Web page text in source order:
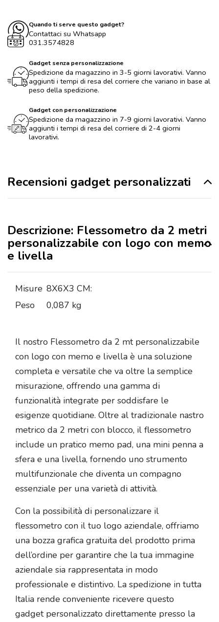
Quando ti serve questo gadget?
Contattaci su Whatsapp
031.3574828
Gadget senza personalizzazione
Spedizione da magazzino in 3-5 giorni lavorativi. Vanno
aggiunti i tempi di resa del corriere che variano in base al
peso della spedizione.
Gadget con personalizzazione
Spedizione da magazzino in 7-9 giorni lavorativi. Vanno
aggiunti i tempi di resa del corriere di 2-4 giorni
lavorativi.
Recensioni gadget personalizzati
Descrizione: Flessometro da 2 metri
personalizzabile con logo con memo
e livella
Misure 8X6X3 CM:
Peso
0,087 kg
Il nostro Flessometro da 2 mt personalizzabile
con logo con memo e livella è una soluzione
completa e versatile che va oltre la semplice
misurazione, offrendo una gamma di
funzionalità integrate per soddisfare le
esigenze quotidiane. Oltre al tradizionale nastro
metrico da 2 metri con blocco, il flessometro
include un pratico memo pad, una mini penna a
sfera e una livella, fornendo uno strumento
multifunzionale che diventa un compagno
essenziale per una varietà di attività.
Con la possibilità di personalizzare il
flessometro con il tuo logo aziendale, offriamo
una bozza grafica gratuita del prodotto prima
dell’ordine per garantire che la tua immagine
aziendale sia rappresentata in modo
professionale e distintivo. La spedizione in tutta
Italia rende conveniente ricevere questo
gadget personalizzato direttamente presso la